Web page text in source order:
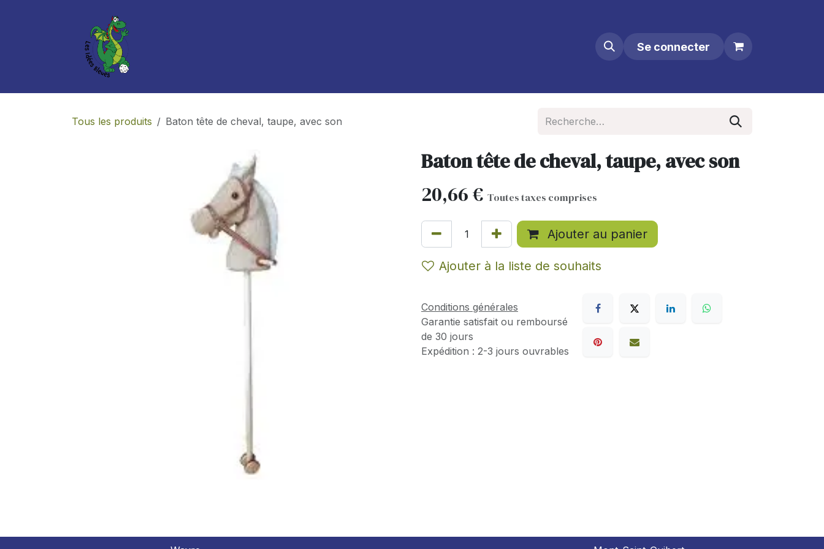
Se connecter
Tous les produits Baton tête de cheval, taupe, avec son
Baton tête de cheval, taupe, avec son
20,66€ Toutes taxes comprises
Ajouter au panier
Ajouter à la liste de souhaits
Conditions générales
Garantie satisfait ou remboursé
de 30 jours
Expédition : 2-3 jours ouvrables